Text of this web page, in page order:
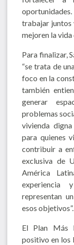
trabajar juntos
mejoren la vida
Para finalizar,
“se trata de
foco en la
también
generar
problemas
vivienda
para quienes
contribuir a
exclusiva de
América
experiencia
representan
esos objetivos”.
El Plan Más
positivo en los